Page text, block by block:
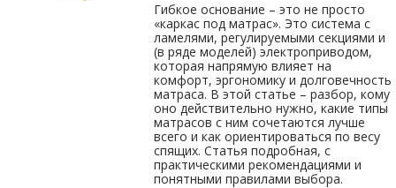
Гибкое основание – это не просто
«каркас под матрас». Это система с
ламелями, регулируемыми секциями и
(в ряде моделей) электроприводом,
которая напрямую влияет на
комфорт, эргономику и долговечность
матраса. В этой статье – разбор, кому
оно действительно нужно, какие типы
матрасов с ним сочетаются лучше
всего и как ориентироваться по весу
спящих. Статья подробная, с
практическими рекомендациями и
понятными правилами выбора.